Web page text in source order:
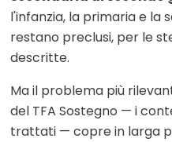
l'infanzia, la primaria e la
restano preclusi, per le
descritte.
Ma il problema più
del TFA Sostegno — i
trattati — copre in larga